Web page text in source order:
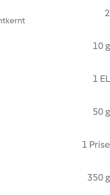
2
10 g
1 EL
50 g
1 Prise
350 g